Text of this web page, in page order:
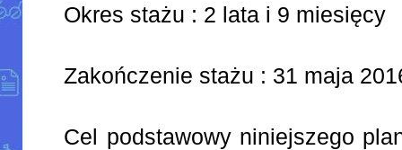
Okres stażu : 2 lata i 9 miesięcy
Zakończenie stażu : 31 maja
Cel podstawowy niniejszego